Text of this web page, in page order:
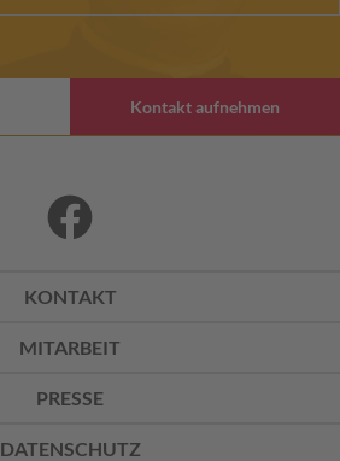
Kontakt aufnehmen
KONTAKT
MITARBEIT
PRESSE
DATENSCHUTZ